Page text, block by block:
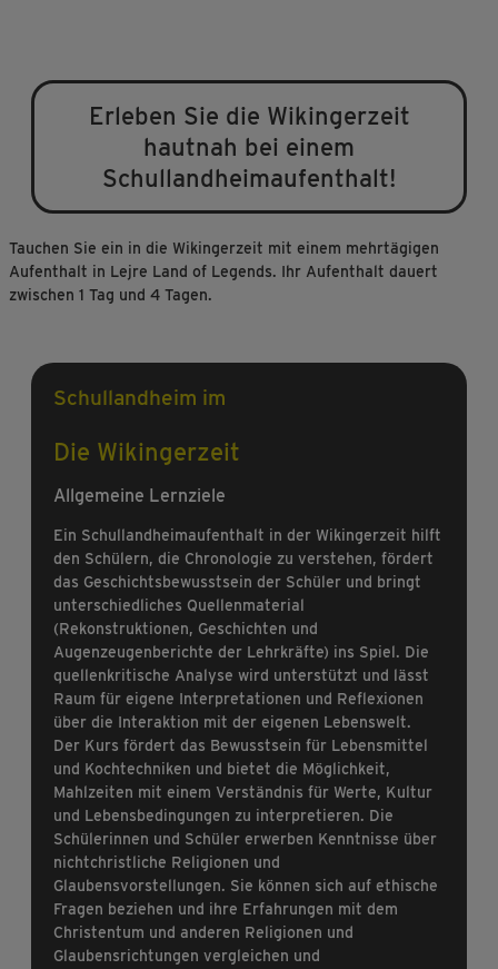
Erleben Sie die Wikingerzeit
hautnah bei einem
Schullandheimaufenthalt!
Tauchen Sie ein in die Wikingerzeit mit einem mehrtägigen
Aufenthalt in Lejre Land of Legends. Ihr Aufenthalt dauert
zwischen 1 Tag und 4 Tagen.
Schullandheim im
Die Wikingerzeit
Allgemeine Lernziele
Ein Schullandheimaufenthalt in der Wikingerzeit hilft
den Schülern, die Chronologie zu verstehen, fördert
das Geschichtsbewusstsein der Schüler und bringt
unterschiedliches Quellenmaterial
(Rekonstruktionen, Geschichten und
Augenzeugenberichte der Lehrkräfte) ins Spiel. Die
quellenkritische Analyse wird unterstützt und lässt
Raum für eigene Interpretationen und Reflexionen
über die Interaktion mit der eigenen Lebenswelt.
Der Kurs fördert das Bewusstsein für Lebensmittel
und Kochtechniken und bietet die Möglichkeit,
Mahlzeiten mit einem Verständnis für Werte, Kultur
und Lebensbedingungen zu interpretieren. Die
Schülerinnen und Schüler erwerben Kenntnisse über
nichtchristliche Religionen und
Glaubensvorstellungen. Sie können sich auf ethische
Fragen beziehen und ihre Erfahrungen mit dem
Christentum und anderen Religionen und
Glaubensrichtungen vergleichen und